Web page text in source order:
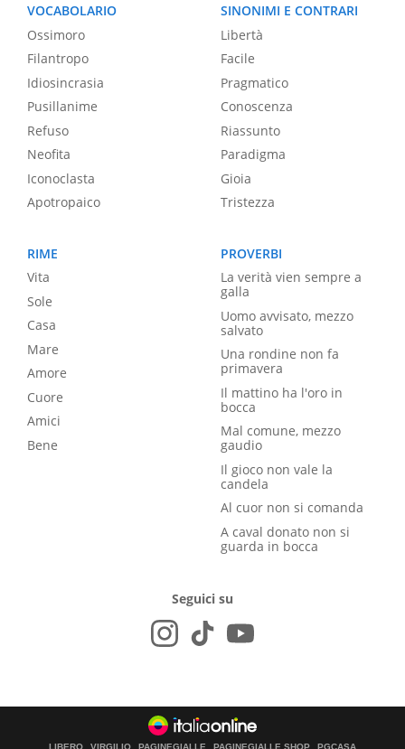
VOCABOLARIO
Ossimoro
Filantropo
Idiosincrasia
Pusillanime
Refuso
Neofita
Iconoclasta
Apotropaico
SINONIMI E CONTRARI
Libertà
Facile
Pragmatico
Conoscenza
Riassunto
Paradigma
Gioia
Tristezza
RIME
Vita
Sole
Casa
Mare
Amore
Cuore
Amici
Bene
PROVERBI
La verità vien sempre a
galla
Uomo avvisato, mezzo
salvato
Una rondine non fa
primavera
Il mattino ha l'oro in
bocca
Mal comune, mezzo
gaudio
Il gioco non vale la
candela
Al cuor non si comanda
A caval donato non si
guarda in bocca
Seguici su